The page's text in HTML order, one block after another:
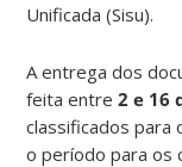
Unificada (Sisu).
A entrega dos
feita entre2 e 16
classificados para
o período para os